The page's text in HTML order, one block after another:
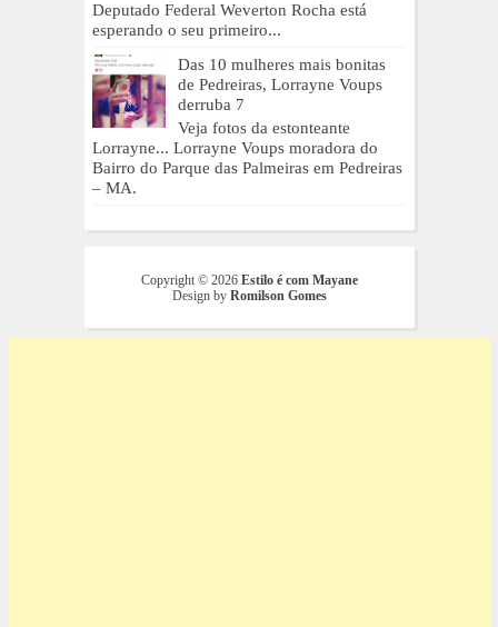
Deputado Federal Weverton Rocha está
esperando o seu primeiro...
Das 10 mulheres mais bonitas
de Pedreiras, Lorrayne Voups
derruba 7
Veja fotos da estonteante
Lorrayne... Lorrayne Voups moradora do
Bairro do Parque das Palmeiras em Pedreiras
– MA.
Copyright © 2026 Estilo é com Mayane
Design by Romilson Gomes